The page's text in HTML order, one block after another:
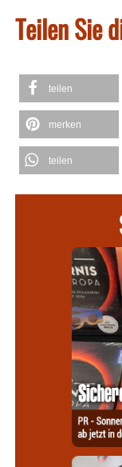
Teilen Sie
teilen
merken
teilen